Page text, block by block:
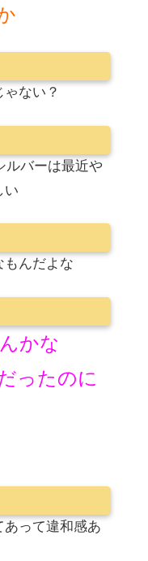
ない？
ルバーは最近や
い
もんだよな
かな
ったのに
って違和感あ